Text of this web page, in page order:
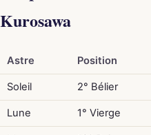
Kurosawa
Astre Position
Soleil 2° Bélier
Lune 1° Vierge